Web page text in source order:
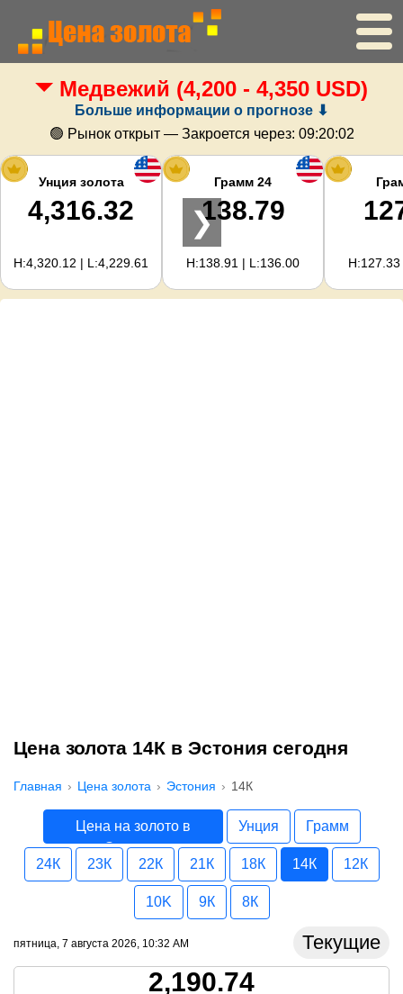
Главная
Цена золота
Цена серебра
Калькулятор золота
Для вебмастеров
Медвежий (4,200 - 4,350 USD)
Больше информации о прогнозе ⬇
🟢 Рынок открыт — Закроется через: 09:20:01
Унция золота
4,316.32
H:4,320.12 | L:4,229.61
Грамм 24
138.79
H:138.91 | L:136.00
❯
Цена золота 14К в Эстония сегодня
Главная Цена золота Эстония 14К
Цена на золото в
Эстония
Унция Грамм
24К 23К 22К 21К 18К 14К 12К
10K 9К 8К
пятница, 7 августа 2026, 10:32 AM Текущие
2,190.74